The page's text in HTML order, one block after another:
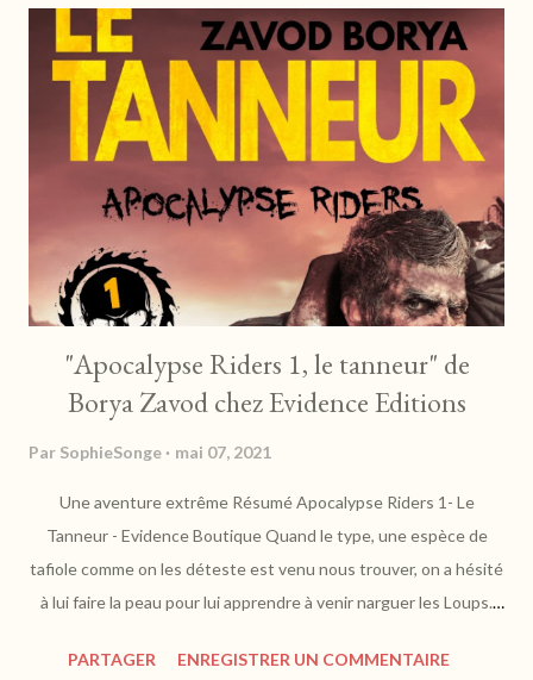
https://www.librinova.com Luc a réussi professionnellement et
socialement à force d'acharnement et de travail, cet homme issu
d'un milieu modeste est à présent à la tête d'une entreprise du
bâtiment en région lyonnaise. Marié à Carole, issue de la grande
bourgeoisie, il laisse s'échouer celle-ci à une solitude oisive que
seul un pan...
"Apocalypse Riders 1, le tanneur" de
Borya Zavod chez Evidence Editions
Par SophieSonge mai 07, 2021
Une aventure extrême Résumé Apocalypse Riders 1- Le
Tanneur - Evidence Boutique Quand le type, une espèce de
tafiole comme on les déteste est venu nous trouver, on a hésité
à lui faire la peau pour lui apprendre à venir narguer les Loups.
écoute le guignol. Et ce fut plus qu'intéressant !
PARTAGER
ENREGISTRER UN COMMENTAIRE